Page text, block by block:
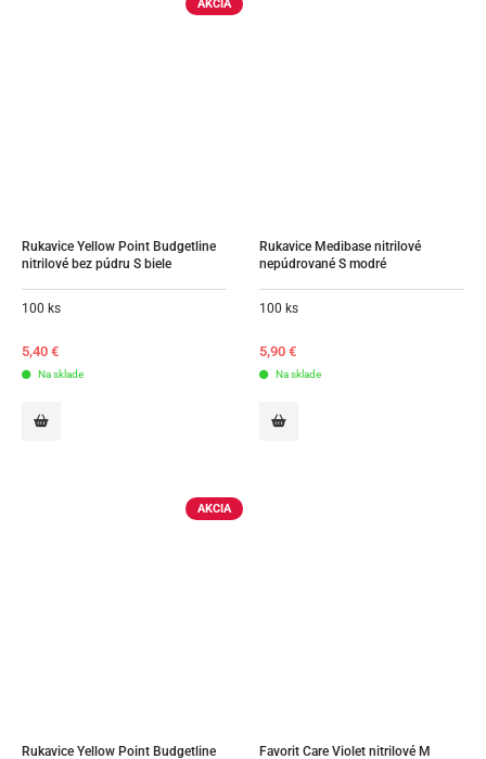
AKCIA
Rukavice Yellow Point Budgetline
nitrilové bez púdru S biele
100 ks
5,40 €
Na sklade
Rukavice Medibase nitrilové
nepúdrované S modré
100 ks
5,90 €
Na sklade
AKCIA
Rukavice Yellow Point Budgetline Favorit Care Violet nitrilové M